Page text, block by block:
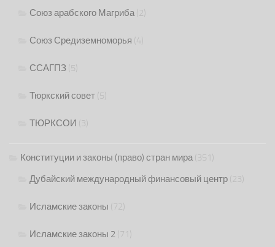
Союз арабского Магриба(2)
Союз Средиземноморья (4)
ССАГПЗ (5)
Тюркский совет (5)
ТЮРКСОИ (3)
Конституции и законы (право) стран мира(351)
Дубайский международный финансовый центр (23)
Исламские законы (72)
Исламские законы 2 (71)